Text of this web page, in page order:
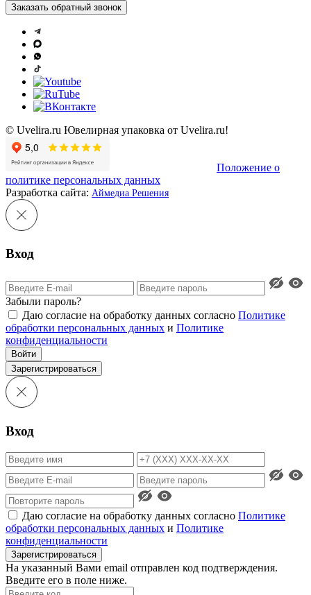
Заказать обратный звонок
© Uvelira.ru Ювелирная упаковка от Uvelira.ru!
Положение о
политике персональных данных
Разработка сайта: Аймедиа Решения
Вход
Забыли пароль?
Даю согласие на обработку данных согласно Политике
обработки персональных данных и Политике
конфиденциальности
Войти
Зарегистрироваться
Вход
Даю согласие на обработку данных согласно Политике
обработки персональных данных и Политике
конфиденциальности
Зарегистрироваться
На указанный Вами email отправлен код подтверждения.
Введите его в поле ниже.